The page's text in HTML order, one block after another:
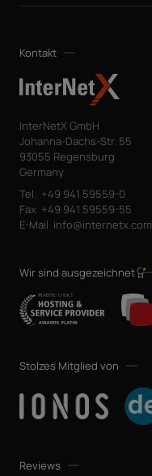
Kontakt
InterNetX GmbH
Johanna-Dachs-Str. 55
93055 Regensburg
Germany
Tel. +49 941 59559-0
Fax +49 941 59559-55
E-Mail info@internetx.com
Wir sind ausgezeichnet
Stolzes Mitglied von
Reviews